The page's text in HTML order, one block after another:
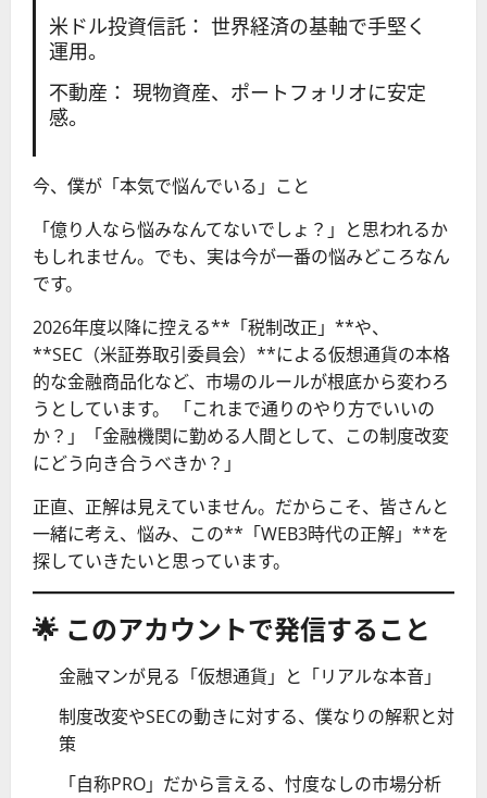
米ドル投資信託： 世界経済の基軸で手堅く
運用。
不動産： 現物資産、ポートフォリオに安定
感。
今、僕が「本気で悩んでいる」こと
「億り人なら悩みなんてないでしょ？」と思われるか
もしれません。でも、実は今が一番の悩みどころなん
です。
2026年度以降に控える**「税制改正」**や、
**SEC（米証券取引委員会）**による仮想通貨の本格
的な金融商品化など、市場のルールが根底から変わろ
うとしています。 「これまで通りのやり方でいいの
か？」「金融機関に勤める人間として、この制度改変
にどう向き合うべきか？」
正直、正解は見えていません。だからこそ、皆さんと
一緒に考え、悩み、この**「WEB3時代の正解」**を
探していきたいと思っています。
🌟 このアカウントで発信すること
金融マンが見る「仮想通貨」と「リアルな本音」
制度改変やSECの動きに対する、僕なりの解釈と対
策
「自称PRO」だから言える、忖度なしの市場分析